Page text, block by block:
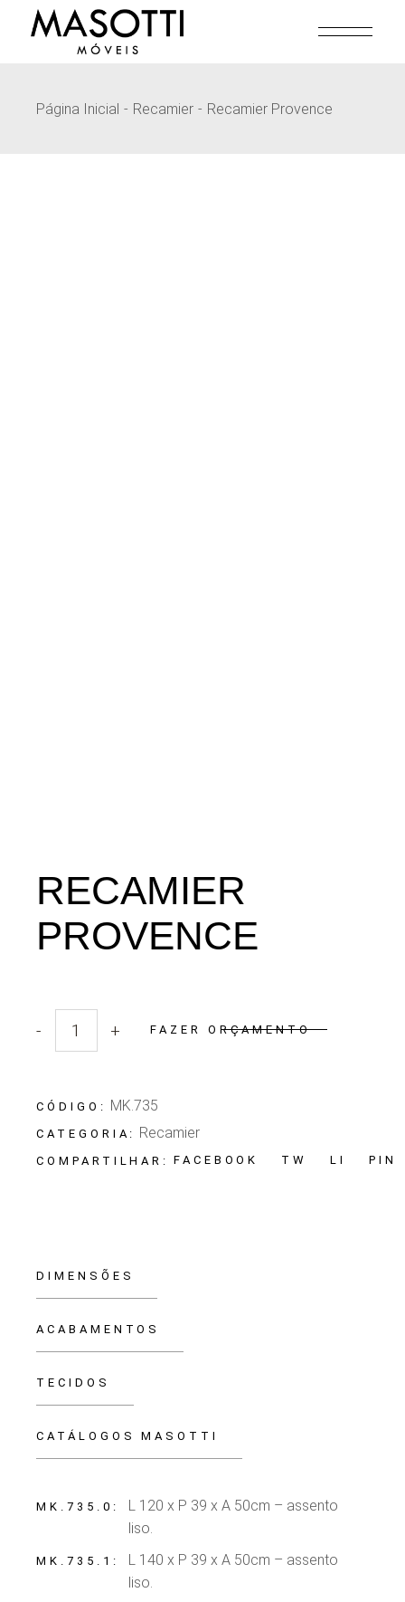
Página Inicial Recamier Recamier Provence
RECAMIER
PROVENCE
Quantidade Recamier Provence
- + FAZER ORÇAMENTO
CÓDIGO: MK.735
CATEGORIA: Recamier
COMPARTILHAR: FACEBOOK TW LI PIN
DIMENSÕES
ACABAMENTOS
TECIDOS
CATÁLOGOS MASOTTI
MK.735.0
L 120 x P 39 x A 50cm – assento
liso.
MK.735.1
L 140 x P 39 x A 50cm – assento
liso.